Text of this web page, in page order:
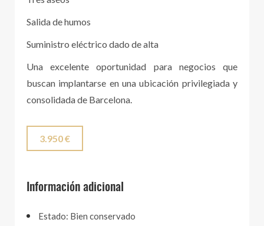
Salida de humos
Suministro eléctrico dado de alta
Una excelente oportunidad para negocios que
buscan implantarse en una ubicación privilegiada y
consolidada de Barcelona.
3.950 €
Información adicional
Estado: Bien conservado